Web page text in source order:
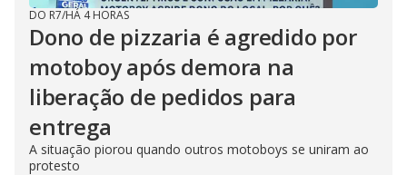
DO R7/HÁ 4 HORAS
Dono de pizzaria é agredido por
motoboy após demora na
liberação de pedidos para
entrega
A situação piorou quando outros motoboys se uniram ao
protesto